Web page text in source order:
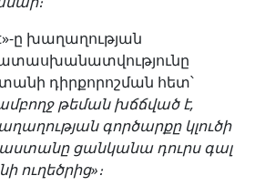
ը խաղաղության
դիրքորոշման հետ՝
թեման խճճված է,
գործարքը կլուծի
ցանկանա դուրս գալ
ուղեծրից»։